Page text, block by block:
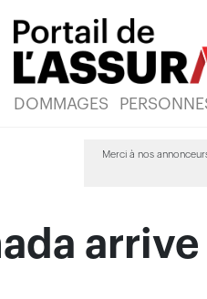
DOMMAGES
Merci à nos
arrive